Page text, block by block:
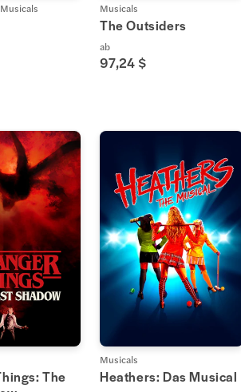
Musicals Musicals
The Outsiders
ab
97,24 $
The
Musicals
Heathers: Das Musical